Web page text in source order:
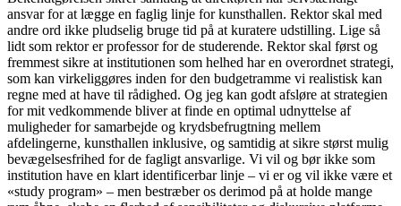
ansvar for at lægge en faglig linje for kunsthallen. Rektor skal med
andre ord ikke pludselig bruge tid på at kuratere udstilling. Lige så
lidt som rektor er professor for de studerende. Rektor skal først og
fremmest sikre at institutionen som helhed har en overordnet strategi,
som kan virkeliggøres inden for den budgetramme vi realistisk kan
regne med at have til rådighed. Og jeg kan godt afsløre at strategien
for mit vedkommende bliver at finde en optimal udnyttelse af
muligheder for samarbejde og krydsbefrugtning mellem
afdelingerne, kunsthallen inklusive, og samtidig at sikre størst mulig
bevægelsesfrihed for de fagligt ansvarlige. Vi vil og bør ikke som
institution have en klart identificerbar linje – vi er og vil ikke være et
«study program» – men bestræber os derimod på at holde mange